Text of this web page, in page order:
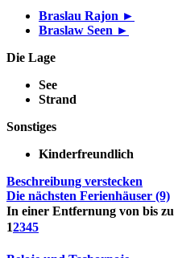
Braslau Rajon ►
Braslaw Seen ►
Die Lage
See
Strand
Sonstiges
Kinderfreundlich
Beschreibung verstecken
Die nächsten Ferienhäuser (9)
In einer Entfernung von bis zu
12345